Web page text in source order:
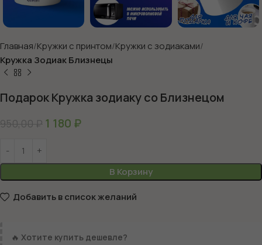
Главная Кружки с принтом Кружки с зодиаками
Кружка Зодиак Близнецы
Подарок Кружка зодиаку со Близнецом
950,00₽ 1 180 ₽
В Корзину
Добавить в список желаний
🔥 Хотите купить дешевле?